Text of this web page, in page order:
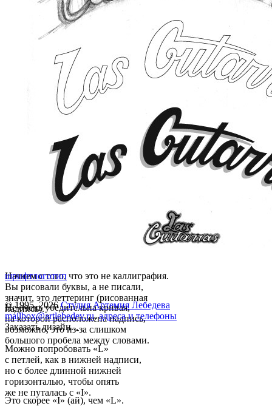
Начнем с того, что это не каллиграфия.
Вы рисовали буквы, а не писали,
значит, это леттеринг (рисованная
надпись).
Не очень убедительна кривая,
на которой расположена надпись,
возможно, это из-за слишком
большого пробела между словами.
Можно попробовать «L»
с петлей, как в нижней надписи,
но с более длинной нижней
горизонталью, чтобы опять
же не путалась с «I».
Это скорее «I» (ай), чем «L».
шрифтлоготип
© 1995–2026 Студия Артемия Лебедева
mailbox@artlebedev.ru, адреса и телефоны
Заказать дизайн...